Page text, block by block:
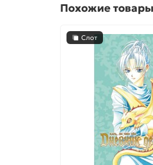
Похожие товары
Слот